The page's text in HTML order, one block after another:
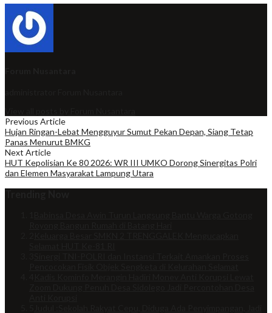
Previous Article
Hujan Ringan-Lebat Mengguyur Sumut Pekan Depan, Siang Tetap
Panas Menurut BMKG
Next Article
HUT Kepolisian Ke 80 2026: WR III UMKO Dorong Sinergitas Polri
dan Elemen Masyarakat Lampung Utara